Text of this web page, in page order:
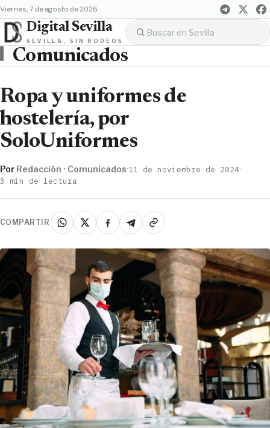
viernes, 7 de agosto de 2026
Digital Sevilla
SEVILLA, SIN RODEOS
Comunicados
Ropa y uniformes de
hostelería, por
SoloUniformes
Por Redacción · Comunicados·11 de noviembre de 2024·
3 min de lectura
COMPARTIR